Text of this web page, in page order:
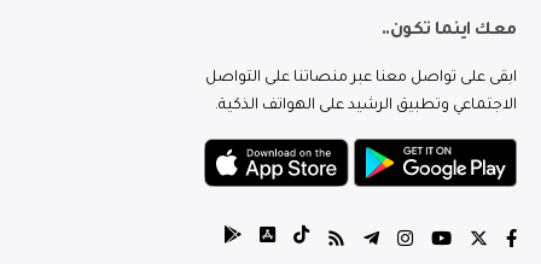
معك اينما تكون..
ابقى على تواصل معنا عبر منصاتنا على التواصل
الاجتماعي وتطبيق الرشيد على الهواتف الذكية.